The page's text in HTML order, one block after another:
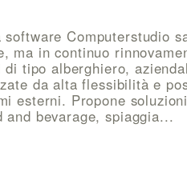
software Computerstudio
ma in continuo
di tipo alberghiero,
da alta flessibilità e
esterni. Propone
and bevarage, spiaggia...